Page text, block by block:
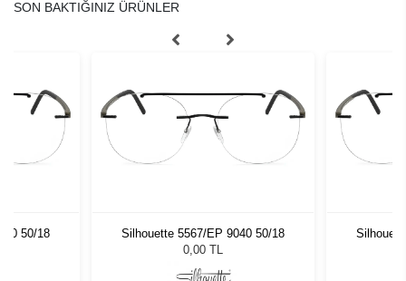
SON BAKTIĞINIZ ÜRÜNLER
50/18
Silhouette 5567/EP 9040 50/18
0,00 TL